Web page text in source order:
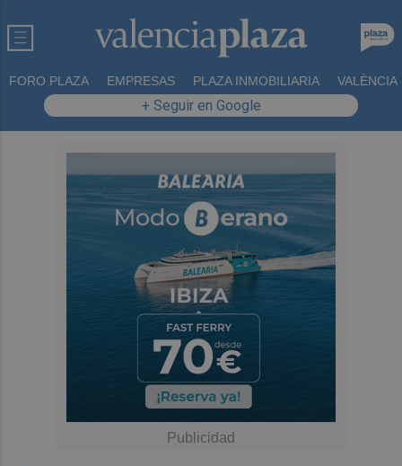
FORO PLAZA EMPRESAS PLAZA INMOBILIARIA VALÈNCIA
+ Seguir en Google